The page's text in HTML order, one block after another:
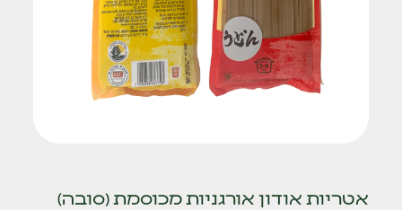
אטריות אודון אורגניות מכוסמת (סובה)